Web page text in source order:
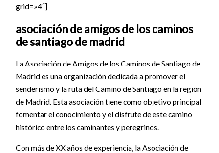
grid=»4″]
asociación de amigos de los caminos
de santiago de madrid
La Asociación de Amigos de los Caminos de Santiago de
Madrid es una organización dedicada a promover el
senderismo y la ruta del Camino de Santiago en la región
de Madrid. Esta asociación tiene como objetivo principal
fomentar el conocimiento y el disfrute de este camino
histórico entre los caminantes y peregrinos.
Con más de XX años de experiencia, la Asociación de